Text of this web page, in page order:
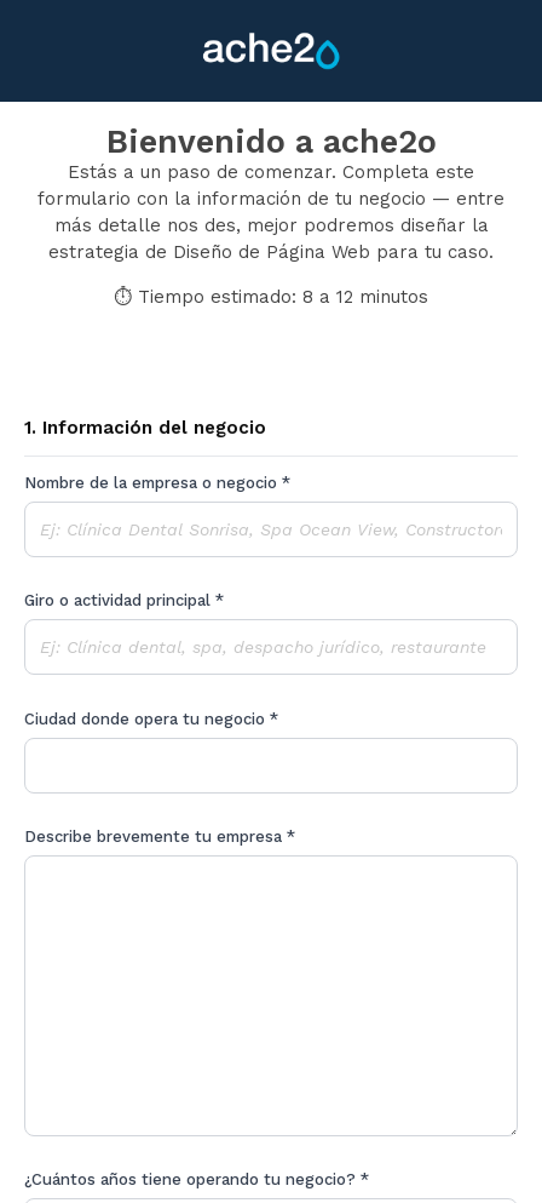
Bienvenido a ache2o
Estás a un paso de comenzar. Completa este
formulario con la información de tu negocio — entre
más detalle nos des, mejor podremos diseñar la
estrategia de Diseño de Página Web para tu caso.
⏱ Tiempo estimado: 8 a 12 minutos
1. Información del negocio
Nombre de la empresa o negocio *
Giro o actividad principal *
Ciudad donde opera tu negocio *
Describe brevemente tu empresa *
¿Cuántos años tiene operando tu negocio? *